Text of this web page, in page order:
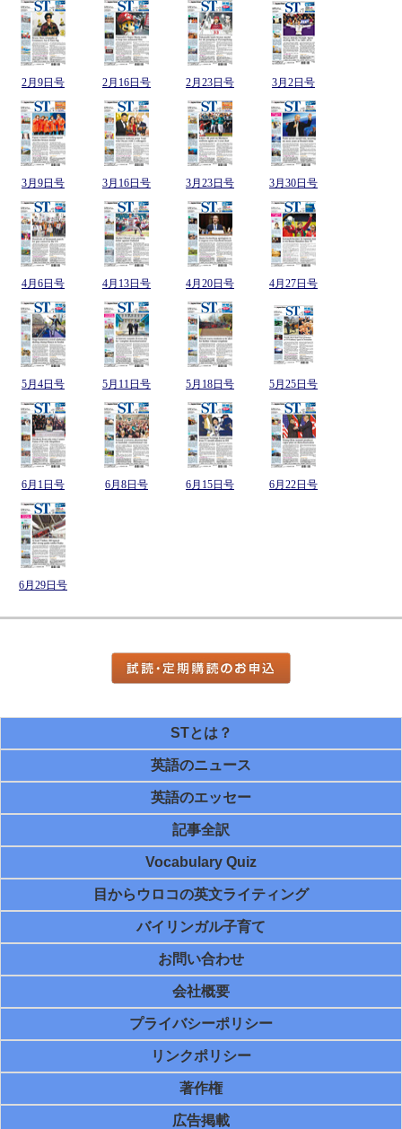
2月9日号 2月16日号 2月23日号 3月2日号
3月9日号 3月16日号 3月23日号 3月30日号
4月6日号 4月13日号 4月20日号 4月27日号
5月4日号 5月11日号 5月18日号 5月25日号
6月1日号 6月8日号 6月15日号 6月22日号
6月29日号
STとは？
英語のニュース
英語のエッセー
記事全訳
Vocabulary Quiz
目からウロコの英文ライティング
バイリンガル子育て
お問い合わせ
会社概要
プライバシーポリシー
リンクポリシー
著作権
広告掲載